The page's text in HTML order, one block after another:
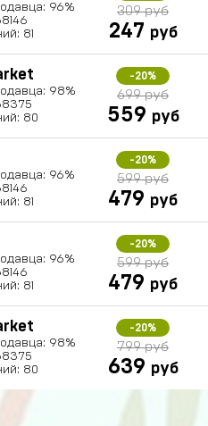
96%
81
309 руб
247 руб
98%
80
-20%
699 руб
559 руб
96%
81
-20%
599 руб
479 руб
96%
81
-20%
599 руб
479 руб
98%
80
-20%
799 руб
639 руб